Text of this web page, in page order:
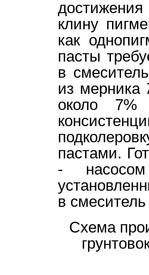
клину
как
пасты
в
из мерника
около 7%
пастами.
-
в
Схема